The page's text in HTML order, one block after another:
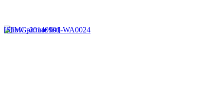
[Show picture list]